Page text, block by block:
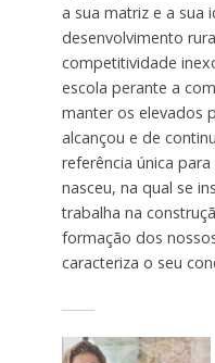
a sua matriz e a sua
desenvolvimento
competitividade
escola perante a
manter os elevados
alcançou e de
referência única
nasceu, na qual se
trabalha na
formação dos
caracteriza o seu